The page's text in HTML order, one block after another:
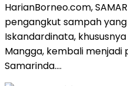
HarianBorneo.com,
pengangkut sampah
Iskandardinata,
Mangga, kembali menjadi
Samarinda….